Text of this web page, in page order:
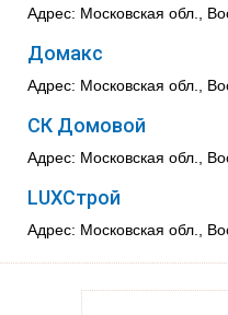
Адрес: Московская обл.,
Домакс
Адрес: Московская обл.,
СК Домовой
Адрес: Московская обл.,
LUXСтрой
Адрес: Московская обл.,